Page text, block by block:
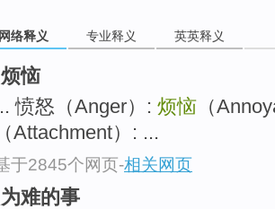
网络释义 专业释义 英英释义
烦恼
愤怒（Anger）: 烦恼 （
（Attachment）: ...
于2845个网页-相关网页
为难的事